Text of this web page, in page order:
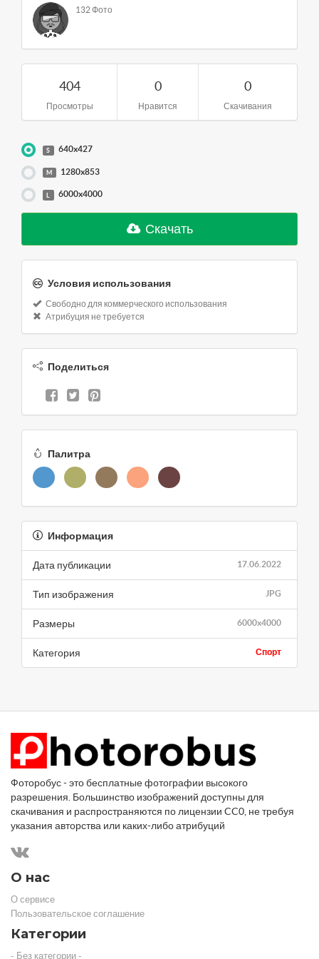
132 Фото
404
Просмотры
0
Нравится
0
Скачивания
S 640x427
M 1280x853
L 6000x4000
Скачать
Условия использования
Свободно для коммерческого использования
Атрибуция не требуется
Поделиться
Палитра
Информация
17.06.2022
Дата публикации
JPG
Тип изображения
6000x4000
Размеры
Спорт
Категория
Фоторобус - это бесплатные фотографии высокого
разрешения. Большинство изображений доступны для
скачивания и распространяются по лицензии CC0, не требуя
указания авторства или каких-либо атрибуций
О нас
О сервисе
Пользовательское соглашение
Категории
- Без категории -